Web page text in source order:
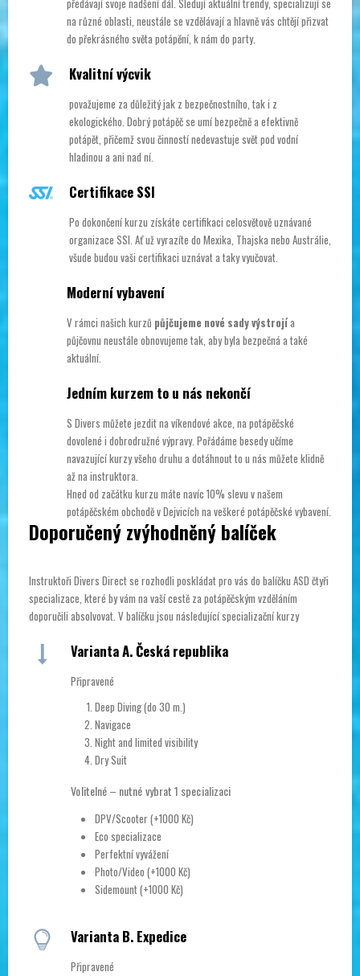
předávají svoje nadšení dál. Sledují aktuální trendy, specializují se
na různé oblasti, neustále se vzdělávají a hlavně vás chtějí přizvat
do překrásného světa potápění, k nám do party.
Kvalitní výcvik
považujeme za důležitý jak z bezpečnostního, tak i z
ekologického. Dobrý potápěč se umí bezpečně a efektivně
potápět, přičemž svou činností nedevastuje svět pod vodní
hladinou a ani nad ní.
Certifikace SSI
Po dokončení kurzu získáte certifikaci celosvětově uznávané
organizace SSI. Ať už vyrazíte do Mexika, Thajska nebo Austrálie,
všude budou vaši certifikaci uznávat a taky vyučovat.
Moderní vybavení
V rámci našich kurzů půjčujeme nové sady výstrojía
půjčovnu neustále obnovujeme tak, aby byla bezpečná a také
aktuální.
Jedním kurzem to u nás nekončí
S Divers můžete jezdit na víkendové akce, na potápěčské
dovolené i dobrodružné výpravy. Pořádáme besedy učíme
navazující kurzy všeho druhu a dotáhnout to u nás můžete klidně
až na instruktora.
Hned od začátku kurzu máte navíc 10% slevu v našem
potápěčském obchodě v Dejvicích na veškeré potápěčské vybavení.
Doporučený zvýhodněný balíček
Instruktoři Divers Direct se rozhodli poskládat pro vás do balíčku ASD čtyři
specializace, které by vám na vaší cestě za potápěčským vzděláním
doporučili absolvovat. V balíčku jsou následující specializační kurzy
Varianta A. Česká republika
Připravené
Deep Diving (do 30 m.)
Navigace
Night and limited visibility
Dry Suit
Volitelné – nutné vybrat 1 specializaci
DPV/Scooter (+1000 Kč)
Eco specializace
Perfektní vyvážení
Photo/Video (+1000 Kč)
Sidemount (+1000 Kč)
Varianta B. Expedice
Připravené